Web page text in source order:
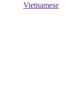
Vietnamese